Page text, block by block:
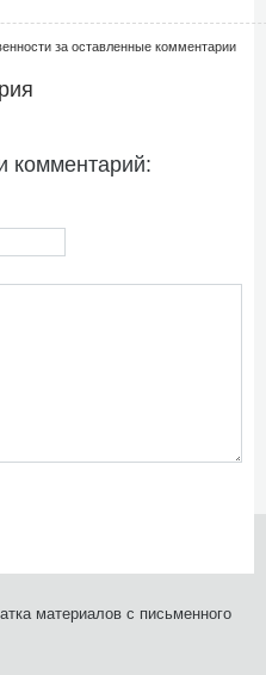
за оставленные комментарии
комментарий:
материалов с письменного